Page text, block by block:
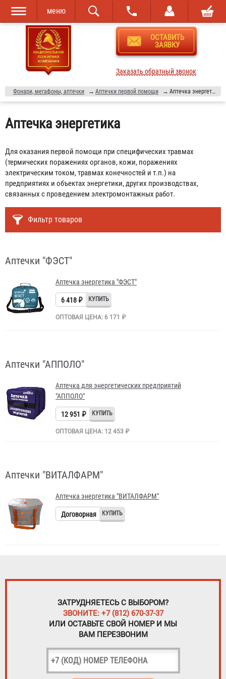
Перейти к
основному
содержанию
Skip to
navigation
меню
ОСТАВИТЬ
ЗАЯВКУ
Заказать обратный звонок
Фонари, мегафоны, аптечки → Аптечки первой помощи → Аптечка энергетика
Аптечка энергетика
Для оказания первой помощи при специфических травмах
(термических поражениях органов, кожи, поражениях
электрическим током, травмах конечностей и т.п.) на
предприятиях и объектах энергетики, других производствах,
связанных с проведением электромонтажных работ.
Фильтр товаров
Аптечки "ФЭСТ"
Аптечка энергетика "ФЭСТ"
6 418 ₽
ОПТОВАЯ ЦЕНА: 6 171 ₽
Аптечки "АППОЛО"
Аптечка для энергетических предприятий
"АППОЛО"
12 951 ₽
ОПТОВАЯ ЦЕНА: 12 453 ₽
Аптечки "ВИТАЛФАРМ"
Аптечка энергетика "ВИТАЛФАРМ"
Договорная
ЗАТРУДНЯЕТЕСЬ С ВЫБОРОМ?
ЗВОНИТЕ: +7 (812) 670-37-37
ИЛИ ОСТАВЬТЕ СВОЙ НОМЕР И МЫ
ВАМ ПЕРЕЗВОНИМ